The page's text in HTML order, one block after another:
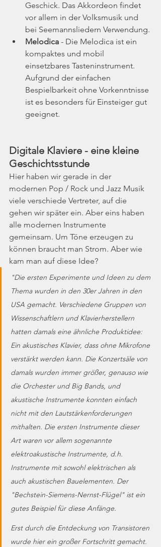
Geschick. Das Akkordeon findet
vor allem in der Volksmusik und
bei Seemannsliedern Verwendung.
Melodica - Die Melodica ist ein
kompaktes und mobil
einsetzbares Tasteninstrument.
Aufgrund der einfachen
Bespielbarkeit ohne Vorkenntnisse
ist es besonders für Einsteiger gut
geeignet.
Digitale Klaviere - eine kleine
Geschichtsstunde
Hier haben wir gerade in der
modernen Pop / Rock und Jazz Musik
viele verschiede Vertreter, auf die
gehen wir später ein. Aber eins haben
alle modernen Instrumente
gemeinsam. Um Töne erzeugen zu
können braucht man Strom. Aber wie
kam man auf diese Idee?
"Die ersten Experimente und Ideen zu dem
Thema wurden in den 30er Jahren in den
USA gemacht. Verschiedene Gruppen von
Wissenschaftlern und Klavierherstellern
hatten damals eine ähnliche Produktidee:
Ein akustisches Klavier, dass ohne Mikrofone
verstärkt werden kann. Die Konzertsäle von
damals wurden immer größer, genauso wie
die Orchester und Big Bands, und
akustische Instrumente konnten einfach
nicht mit den Lautstärkenforderungen
mithalten. Die ersten Instrumente dieser
Art waren vor allem sogenannte
elektroakustische Instrumente, d.h.
Instrumente mit sowohl elektrischen als
auch akustischen Bauelementen. Der
"Bechstein-Siemens-Nernst-Flügel" ist ein
gutes Beispiel für diese Anfänge.
Erst durch die Entdeckung von Transistoren
wurde hier ein großer Fortschritt gemacht.